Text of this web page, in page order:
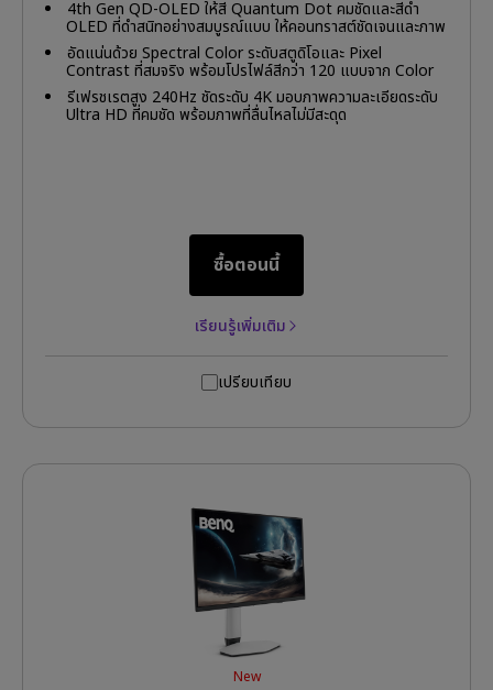
4th Gen QD-OLED ให้สี Quantum Dot คมชัดและสีดำ
OLED ที่ดำสนิทอย่างสมบูรณ์แบบ ให้คอนทราสต์ชัดเจนและภาพ
สมจริงทุกรายละเอียด
อัดแน่นด้วย Spectral Color ระดับสตูดิโอและ Pixel
Contrast ที่สมจริง พร้อมโปรไฟล์สีกว่า 120 แบบจาก Color
Shuttle Game Art Database
รีเฟรชเรตสูง 240Hz ชัดระดับ 4K มอบภาพความละเอียดระดับ
Ultra HD ที่คมชัด พร้อมภาพที่ลื่นไหลไม่มีสะดุด
ซื้อตอนนี้
เรียนรู้เพิ่มเติม
เปรียบเทียบ
New